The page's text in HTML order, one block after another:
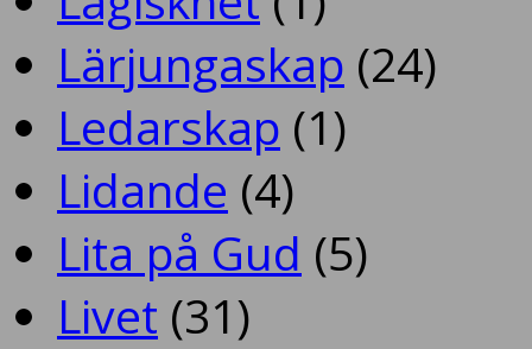
Lärjungaskap (24)
Ledarskap (1)
Lidande (4)
Lita på Gud (5)
Livet (31)